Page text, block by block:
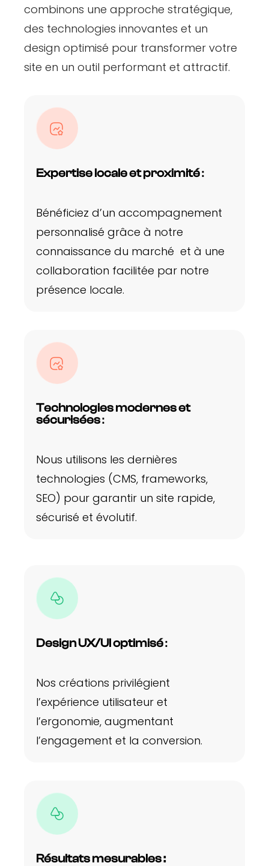
combinons une approche stratégique,
des technologies innovantes et un
design optimisé pour transformer votre
site en un outil performant et attractif.
Expertise locale et proximité:
Bénéficiez d’un accompagnement
personnalisé grâce à notre
connaissance du marché et à une
collaboration facilitée par notre
présence locale.
Technologies modernes et
sécurisées:
Nous utilisons les dernières
technologies (CMS, frameworks,
SEO) pour garantir un site rapide,
sécurisé et évolutif.
Design UX/UI optimisé:
Nos créations privilégient
l’expérience utilisateur et
l’ergonomie, augmentant
l’engagement et la conversion.
Résultats mesurables :